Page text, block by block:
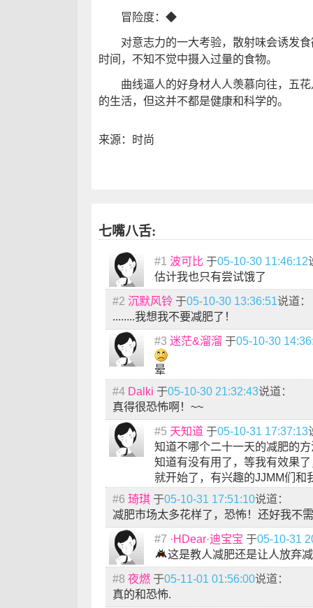
冒险度：◆
对意志力的一大考验，散射味会诱发食
时间，不知不觉中摄入过量的食物。
曲线逼人的好身材人人羡慕向往，五花
的生活，但这并不都是健康和科学的。
来源：时尚
七嘴八舌:
#1 波可比 于05-10-30 11:46:12
估计我也只有尝试饿了
#2 沉默风铃 于05-10-30 13:36:51说道：
........我想我不要减肥了！
#3 迷茫&溜溜 于05-10-30
晕
#4 Dalki 于05-10-30 21:32:43说道：
真得很恐怖啊！~~
#5 天知道 于05-10-31 17:37:13
知道不哪个二十一天的减肥的
知道有没有用了，等我有效果
就开始了，有兴趣的JJMM们和
#6 琦琪 于05-10-31 17:51:10说道：
减肥市场太多花样了，恐怖！还好我不
#7 ·HDear·迪宝宝 于05-10-31
这是教人减肥还是让人放弃
#8 夜燃 于05-11-01 01:56:00说道：
真的和恐怖.